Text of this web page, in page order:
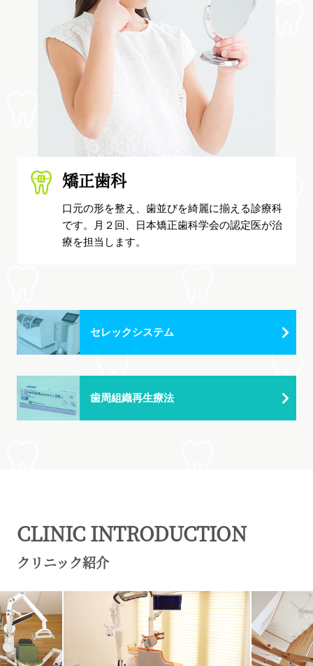
矯正歯科
口元の形を整え、歯並びを綺麗に揃える診療科
です。月２回、日本矯正歯科学会の認定医が治
療を担当します。
セレックシステム
歯周組織再生療法
CLINIC INTRODUCTION
クリニック紹介